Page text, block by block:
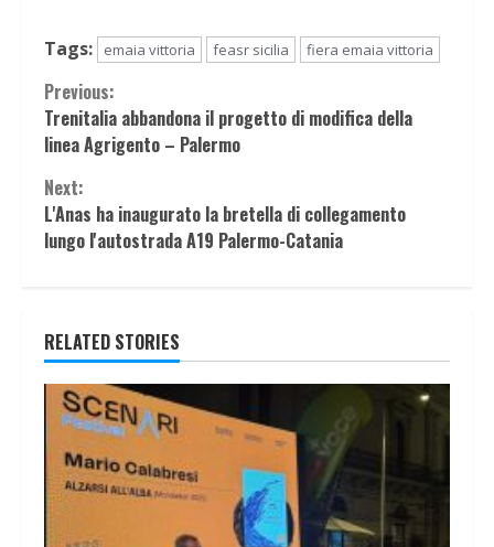
Tags: emaia vittoria feasr sicilia fiera emaia vittoria
Continue
Reading
Previous:
Trenitalia abbandona il progetto di modifica della
linea Agrigento – Palermo
Next:
L'Anas ha inaugurato la bretella di collegamento
lungo l'autostrada A19 Palermo-Catania
RELATED STORIES